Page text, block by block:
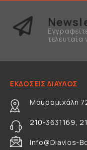
ΕΚΔΟΣΕΙΣ ΔΙΑΥΛΟΣ
Μαυρομιχάλη
210-3631169,
Info@diavlos-